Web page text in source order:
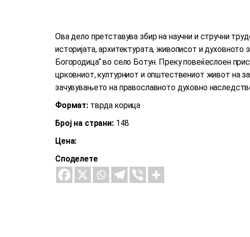
Ова дело претставува збир на научни и стручни
историјата, архитектурата, живописот и
Богородица“ во село Ботун. Преку повеќеслоен
црковниот, културниот и општествениот живот на
зачувувањето на православното духовно
Формат: тврда корица
Број на страни:148
Цена:
Споделете